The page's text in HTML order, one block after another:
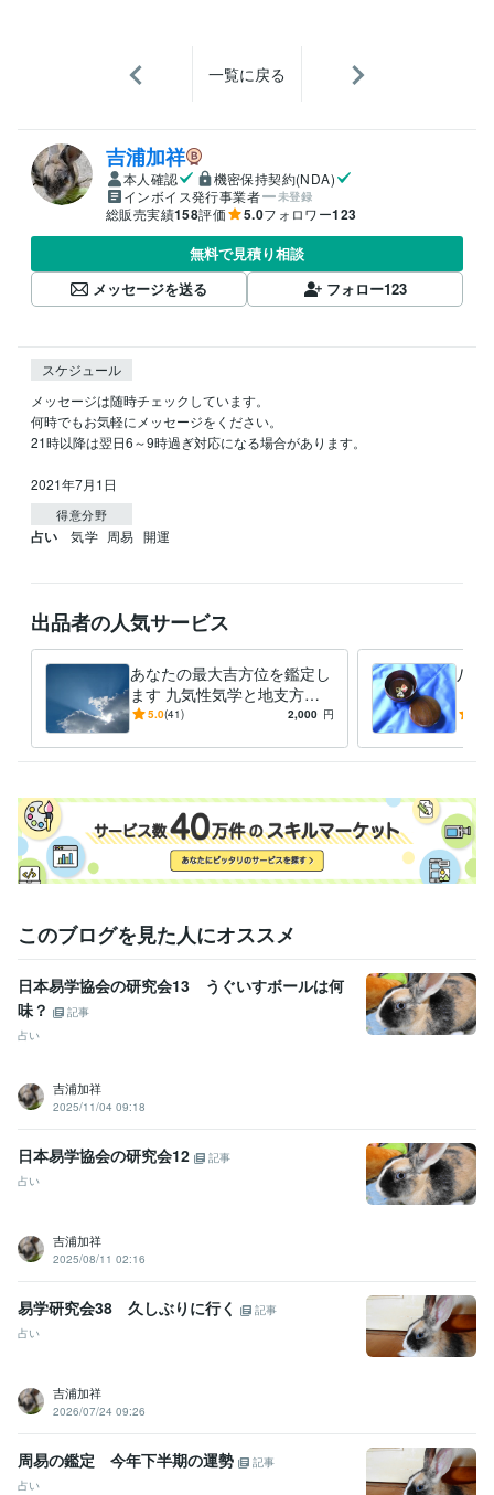
一覧に戻る
吉浦加祥
本人確認
機密保持契約(NDA)
インボイス発行事業者
未登録
総販売実績158評価 5.0フォロワー123
無料で見積り相談
メッセージを送る
フォロー123
スケジュール
メッセージは随時チェックしています。
何時でもお気軽にメッセージをください。
21時以降は翌日6～9時過ぎ対応になる場合があります。
2021年7月1日
得意分野
占い 気学 周易 開運
出品者の人気サービス
あなたの最大吉方位を鑑定し
ます 九気性気学と地支方鑑
で最大吉方位を取り開運しま
5.0(41) 2,000 円
八面
『ど
す
このブログを見た人にオススメ
日本易学協会の研究会13 うぐいすボールは何
味？
記事
占い
吉浦加祥
2025/11/04 09:18
日本易学協会の研究会12
記事
占い
吉浦加祥
2025/08/11 02:16
易学研究会38 久しぶりに行く
記事
占い
吉浦加祥
2026/07/24 09:26
周易の鑑定 今年下半期の運勢
記事
占い